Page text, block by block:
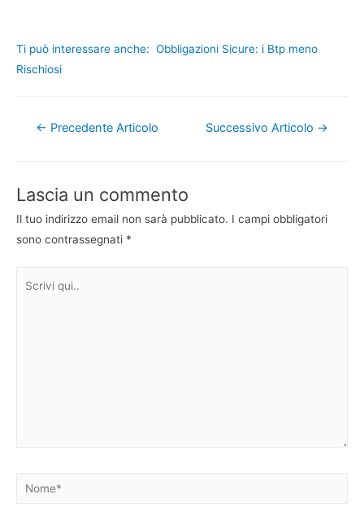
Ti può interessare anche: Obbligazioni Sicure: i Btp meno
Rischiosi
Navigazione
← Precedente Articolo Successivo Articolo →
Lascia un commento
Il tuo indirizzo email non sarà pubblicato. I campi obbligatori
sono contrassegnati *
Nome*